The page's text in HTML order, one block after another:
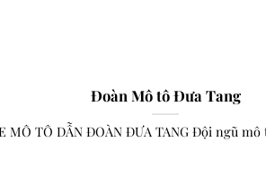
Đoàn Mô tô Đưa Tang
MÔ TÔ DẪN ĐOÀN ĐƯA TANG Đội ngũ